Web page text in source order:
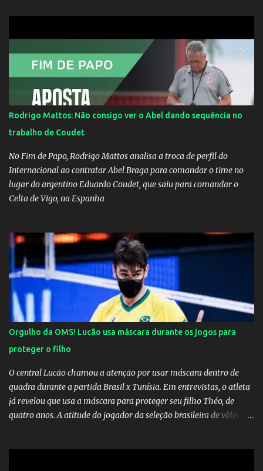
Rodrigo Mattos: Não consigo ver o Abel dando sequência no
trabalho de Coudet
No Fim de Papo, Rodrigo Mattos analisa a troca de perfil do
Internacional ao contratar Abel Braga para comandar o time no
lugar do argentino Eduardo Coudet, que saiu para comandar o
Celta de Vigo, na Espanha
Orgulho da OMS! Lucão usa máscara durante os jogos para
proteger o filho
O central Lucão chamou a atenção por usar máscara dentro de
quadra durante a partida Brasil x Tunísia. Em entrevistas, o atleta
já revelou que usa a máscara para proteger seu filho Théo, de
quatro anos. A atitude do jogador da seleção brasileira de vôlei foi